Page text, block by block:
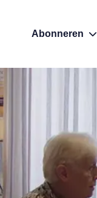
Abonneren